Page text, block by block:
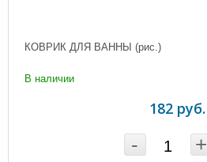
КОВРИК ДЛЯ ВАННЫ (рис.)
В наличии
182 руб.
- +